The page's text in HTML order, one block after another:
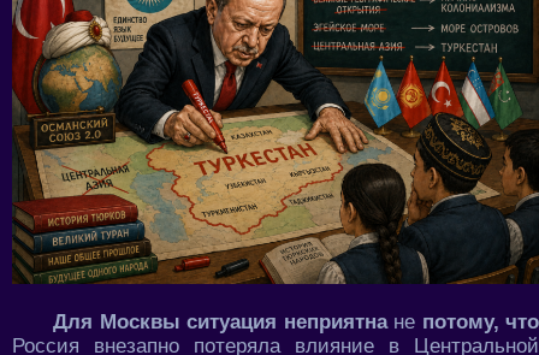
Для Москвы ситуация неприятнане потому, что
Россия внезапно потеряла влияние в Центральной